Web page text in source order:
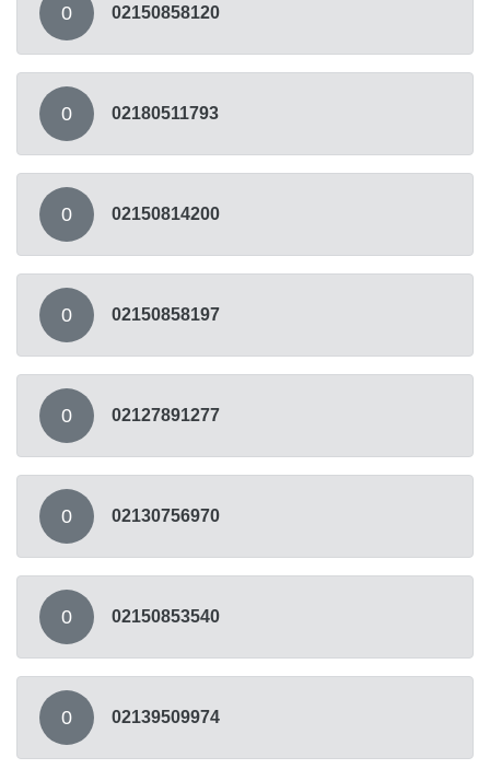
0 02150858120
0 02180511793
0 02150814200
0 02150858197
0 02127891277
0 02130756970
0 02150853540
0 02139509974